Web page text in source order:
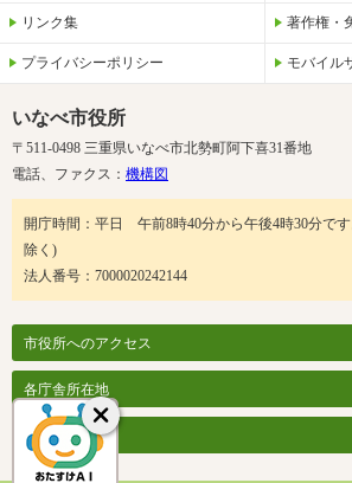
リンク集 著作権・
プライバシーポリシー モバイル
いなべ市役所
〒511-0498 三重県いなべ市北勢町阿下喜31番地
電話、ファクス： 機構図
開庁時間：平日 午前8時40分から午後4時30分です
除く)
法人番号：7000020242144
市役所へのアクセス
各庁舎所在地
各課案内